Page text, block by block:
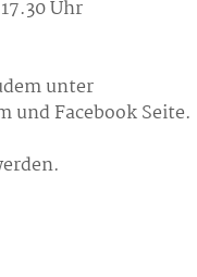
Uhr
unter
und Facebook Seite.